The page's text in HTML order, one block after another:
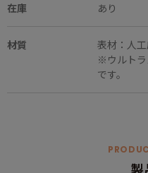
在庫 あり
材質
表材：人
※ウルトラ
です。
製